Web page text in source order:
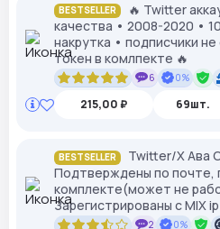
BESTSELLER
🔥 Twitter
качества • 2008-2020 •
накрутка • подписчики
токен в комлпекте 🔥
6 0%
215,00 ₽ 69шт.
BESTSELLER
Twitter/X Ава
Подтверждены по почте,
комплекте(может не
Зарегистрированы с MIX ip
2 0%